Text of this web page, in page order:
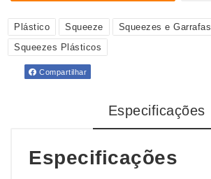
Plástico Squeeze
Squeezes e Garrafas
Squeezes Plásticos
Compartilhar
Especificações
Especificações